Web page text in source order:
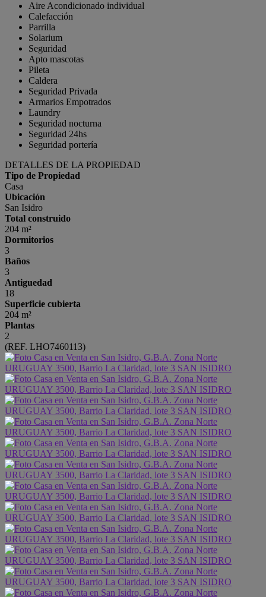
Aire Acondicionado individual
Calefacción
Parrilla
Solarium
Seguridad
Apto mascotas
Pileta
Caldera
Seguridad Privada
Armarios Empotrados
Laundry
Seguridad nocturna
Seguridad 24hs
Seguridad portería
DETALLES DE LA PROPIEDAD
Tipo de Propiedad
Casa
Ubicación
San Isidro
Total construido
204 m²
Dormitorios
3
Baños
3
Antiguedad
18
Superficie cubierta
204 m²
Plantas
2
(REF. LHO7460113)